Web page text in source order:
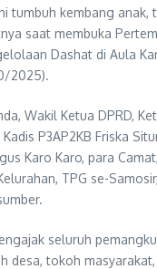
tumbuh kembang anak,
saat membuka
Dashat di Aula
2025).
Wakil Ketua DPRD,
P3AP2KB Friska
Karo Karo, para
TPG se-
seluruh
desa, tokoh